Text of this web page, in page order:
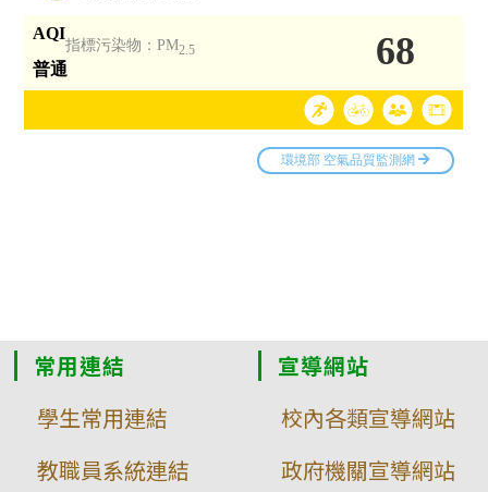
常用連結
學生常用連結
教職員系統連結
宣導網站
校內各類宣導網站
政府機關宣導網站